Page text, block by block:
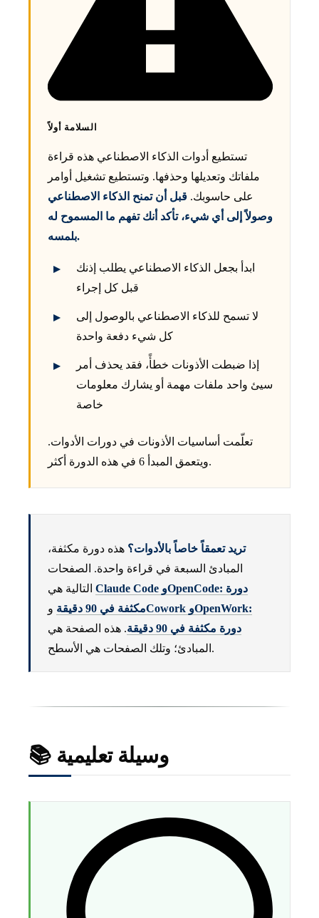
السلامة أولاً
تستطيع أدوات الذكاء الاصطناعي هذه قراءة
ملفاتك وتعديلها وحذفها. وتستطيع تشغيل أوامر
على حاسوبك. قبل أن تمنح الذكاء الاصطناعي
وصولاً إلى أي شيء، تأكد أنك تفهم ما المسموح له
بلمسه.
ابدأ بجعل الذكاء الاصطناعي يطلب إذنك
قبل كل إجراء
لا تسمح للذكاء الاصطناعي بالوصول إلى
كل شيء دفعة واحدة
إذا ضبطت الأذونات خطأً، فقد يحذف أمر
سيئ واحد ملفات مهمة أو يشارك معلومات
خاصة
تعلّمت أساسيات الأذونات في دورات الأدوات.
ويتعمق المبدأ 6 في هذه الدورة أكثر.
تريد تعمقاً خاصاً بالأدوات؟ هذه دورة مكثفة،
المبادئ السبعة في قراءة واحدة. الصفحات
Claude Code وOpenCode: دورة
مكثفة في 90 دقيقة
و
Cowork وOpenWork:
دورة مكثفة في 90 دقيقة
. هذه الصفحة هي
المبادئ؛ وتلك الصفحات هي الأسطح.
📚 وسيلة تعليمية